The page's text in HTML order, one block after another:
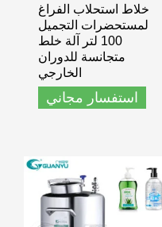
خلاط استحلاب الفراغ
لمستحضرات التجميل
100 لتر آلة خلط
متجانسة للدوران
الخارجي
استفسار مجاني